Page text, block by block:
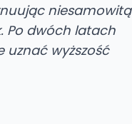
niesamowitą
Po dwóch latach
wyższość